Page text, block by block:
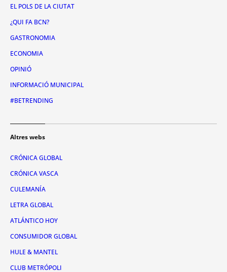
EL POLS DE LA CIUTAT
¿QUI FA BCN?
GASTRONOMIA
ECONOMIA
OPINIÓ
INFORMACIÓ MUNICIPAL
#BETRENDING
Altres webs
CRÓNICA GLOBAL
CRÓNICA VASCA
CULEMANÍA
LETRA GLOBAL
ATLÁNTICO HOY
CONSUMIDOR GLOBAL
HULE & MANTEL
CLUB METRÓPOLI